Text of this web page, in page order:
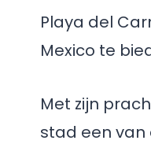
Playa del
Mexico te
Met zijn
stad een